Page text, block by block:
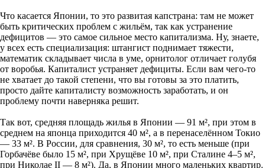
Что касается Японии, то это развитая капстрана: там не может
быть критических проблем с жильём, так как устранение
дефицитов — это самое сильное место капитализма. Ну, знаете,
у всех есть специализация: штангист поднимает тяжести,
математик складывает числа в уме, орнитолог отличает голубя
от воробья. Капиталист устраняет дефициты. Если вам чего-то
не хватает до такой степени, что вы готовы за это платить,
просто дайте капиталисту возможность заработать, и он
проблему почти наверняка решит.
Так вот, средняя площадь жилья в Японии — 91 м², при этом в
среднем на японца приходится 40 м², а в перенаселённом Токио
— 33 м². В России, для сравнения, 30 м², то есть меньше (при
Горбачёве было 15 м², при Хрущёве 10 м², при Сталине 4–5 м²,
при Николае II — 8 м²). Да, в Японии много маленьких квартир.